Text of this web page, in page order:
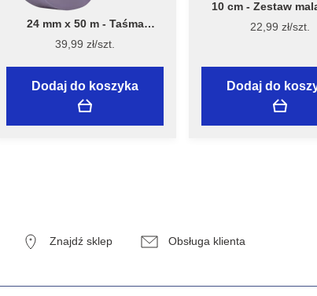
24 mm x 50 m - Taśma
Malarska Speciality Sensitive
Surfaces - Flügger
39,99 zł/szt.
Dodaj do koszyka
10 cm - Zestaw
wałkiem Welur 10
7981 – Flügger
22,99 zł/szt.
Dodaj do
Znajdź sklep Obsługa klienta